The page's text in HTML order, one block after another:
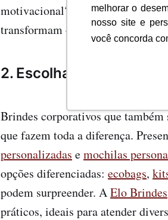
melhorar o
nosso site e
você concorda
motivacional? Essas pequenas
transformam o presente em uma
2. Escolha Brindes Úteis
Brindes corporativos que
que fazem toda a diferença.
personalizadas emochilas
opções diferenciadas: ecobags,
podem surpreender. AElo Brindes
práticos, ideais para atender